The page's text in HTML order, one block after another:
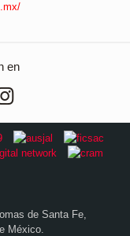
en
de Santa Fe,
México.